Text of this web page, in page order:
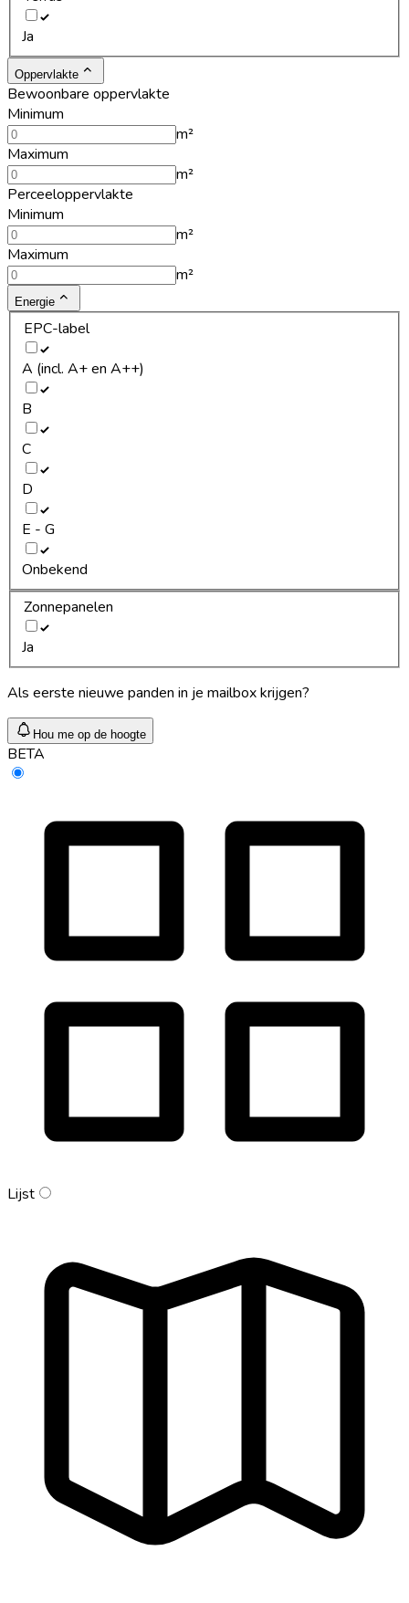
Ja
Oppervlakte
Bewoonbare oppervlakte
Minimum
m²
Maximum
m²
Perceeloppervlakte
Minimum
m²
Maximum
m²
Energie
EPC-label
A (incl. A+ en A++)
B
C
D
E - G
Onbekend
Zonnepanelen
Ja
Als eerste nieuwe panden in je mailbox krijgen?
Hou me op de hoogte
BETA
Lijst